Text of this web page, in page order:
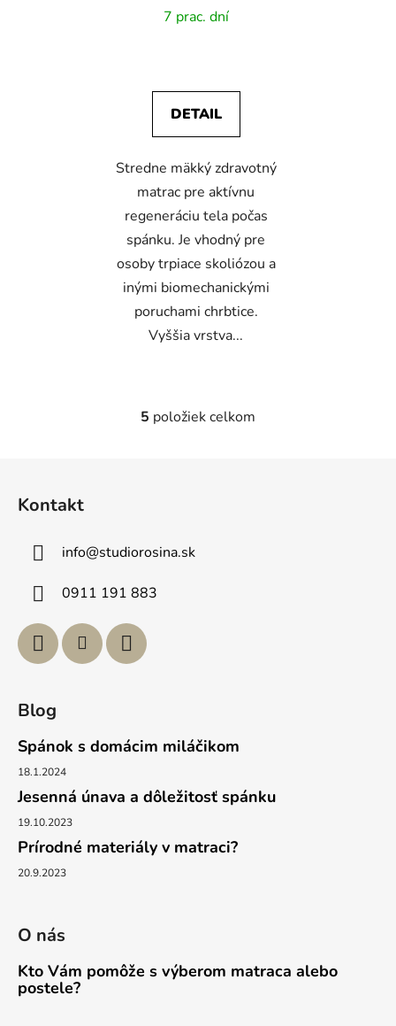
hodnotenie
4,0
z
hviezdičiek.
7 prac. dní
DETAIL
Stredne mäkký zdravotný
matrac pre aktívnu
regeneráciu tela počas
spánku. Je vhodný pre
osoby trpiace skoliózou a
inými biomechanickými
poruchami chrbtice.
Vyššia vrstva...
O
p
i
u
5 položiek celkom
Kontakt
info@studiorosina.sk
0911 191 883
Blog
Spánok s domácim miláčikom
18.1.2024
Jesenná únava a dôležitosť spánku
19.10.2023
Prírodné materiály v matraci?
20.9.2023
O nás
Kto Vám pomôže s výberom matraca alebo
postele?